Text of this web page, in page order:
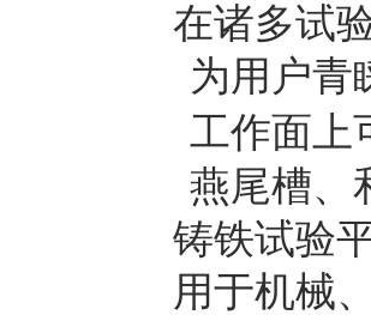
在诸多试
为用户青
工作面上
燕尾槽、
铸铁试验
用于机械